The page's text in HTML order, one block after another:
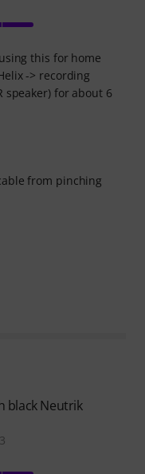
this for home
-> recording
speaker) for about 6
from pinching
black Neutrik